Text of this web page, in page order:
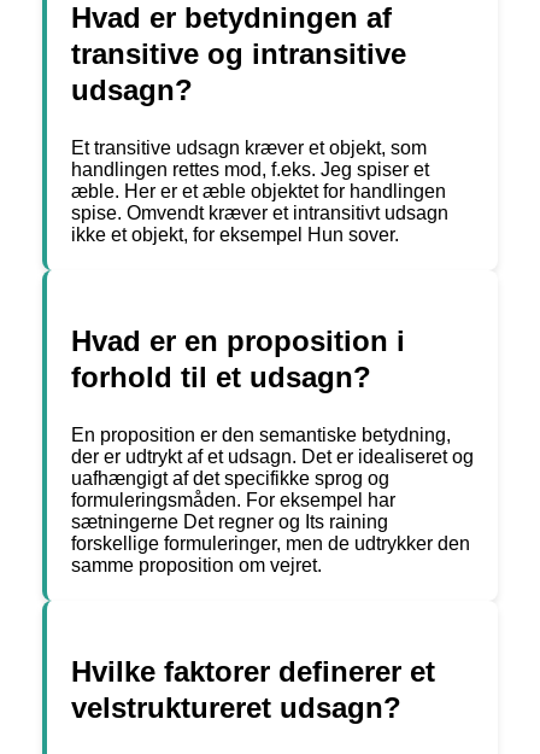
Hvad er betydningen af ​​
transitive og intransitive
udsagn?
Et transitive udsagn kræver et objekt, som
handlingen rettes mod, f.eks. Jeg spiser et
æble. Her er et æble objektet for handlingen
spise. Omvendt kræver et intransitivt udsagn
ikke et objekt, for eksempel Hun sover.
Hvad er en proposition i
forhold til et udsagn?
En proposition er den semantiske betydning,
der er udtrykt af et udsagn. Det er idealiseret og
uafhængigt af det specifikke sprog og
formuleringsmåden. For eksempel har
sætningerne Det regner og Its raining
forskellige formuleringer, men de udtrykker den
samme proposition om vejret.
Hvilke faktorer definerer et
velstruktureret udsagn?